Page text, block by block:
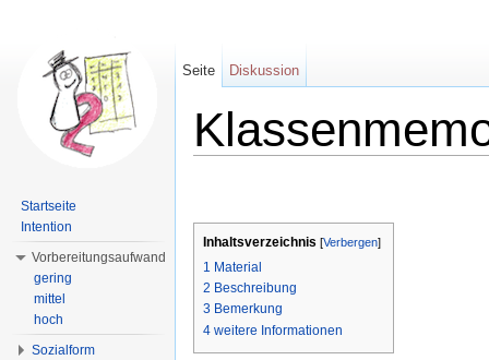
Inhaltsverzeichnis [Verbergen]
1 Material
2 Beschreibung
3 Bemerkung
4 weitere Informationen
Seite Diskussion
Startseite
Intention
Vorbereitungsaufwand
gering
mittel
hoch
Sozialform